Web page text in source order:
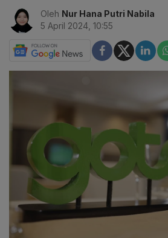
Oleh Nur Hana Putri Nabila
5 April 2024, 10:55